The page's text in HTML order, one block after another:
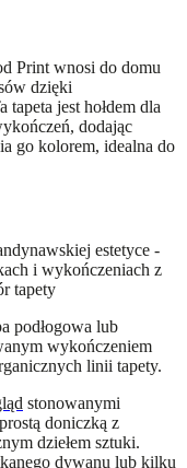
Print wnosi do domu
dzięki
jest hołdem dla
dodając
go kolorem, idealna do
estetyce -
i wykończeniach z
tapety
podłogowa lub
wykończeniem
linii tapety.
stonowanymi
doniczką z
dziełem sztuki.
dywanu lub kilku